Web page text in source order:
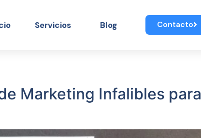
Servicios Blog Contacto
Marketing Infalibles para